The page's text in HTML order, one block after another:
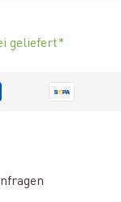
geliefert*